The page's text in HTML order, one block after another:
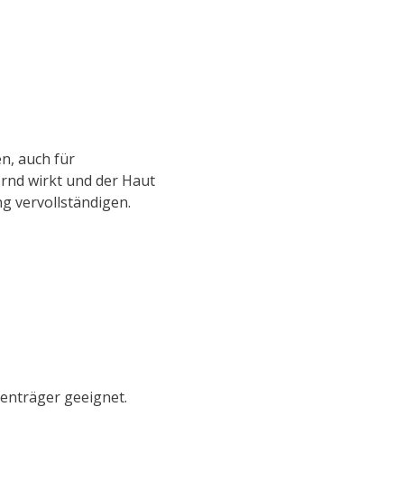
auch für
wirkt und der Haut
vervollständigen.
geeignet.